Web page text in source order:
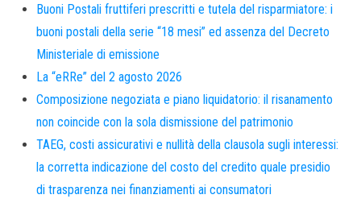
Buoni Postali fruttiferi prescritti e tutela del risparmiatore: i
buoni postali della serie “18 mesi” ed assenza del Decreto
Ministeriale di emissione
La “eRRe” del 2 agosto 2026
Composizione negoziata e piano liquidatorio: il risanamento
non coincide con la sola dismissione del patrimonio
TAEG, costi assicurativi e nullità della clausola sugli interessi:
la corretta indicazione del costo del credito quale presidio
di trasparenza nei finanziamenti ai consumatori